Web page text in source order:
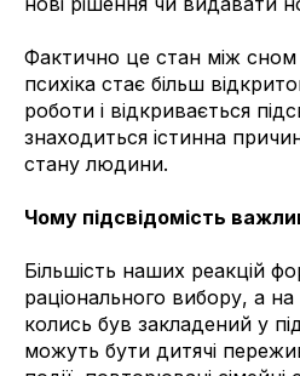
Фактично це стан між сном
психіка стає більш
роботи і відкривається
знаходиться істинна
стану людини.
Чому підсвідомість
Більшість наших реакцій
раціонального вибору, а на
колись був закладений у
можуть бути дитячі